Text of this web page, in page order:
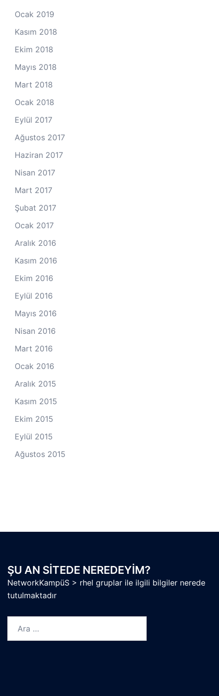
Ocak 2019
Kasım 2018
Ekim 2018
Mayıs 2018
Mart 2018
Ocak 2018
Eylül 2017
Ağustos 2017
Haziran 2017
Nisan 2017
Mart 2017
Şubat 2017
Ocak 2017
Aralık 2016
Kasım 2016
Ekim 2016
Eylül 2016
Mayıs 2016
Nisan 2016
Mart 2016
Ocak 2016
Aralık 2015
Kasım 2015
Ekim 2015
Eylül 2015
Ağustos 2015
ŞU AN SITEDE NEREDEYIM?
NetworkKampüS > rhel gruplar ile ilgili bilgiler nerede
tutulmaktadır